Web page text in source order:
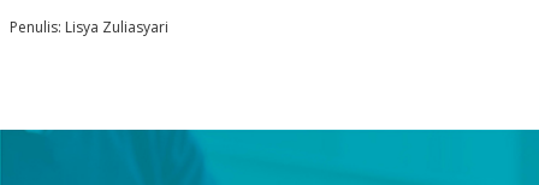
Penulis: Lisya Zuliasyari